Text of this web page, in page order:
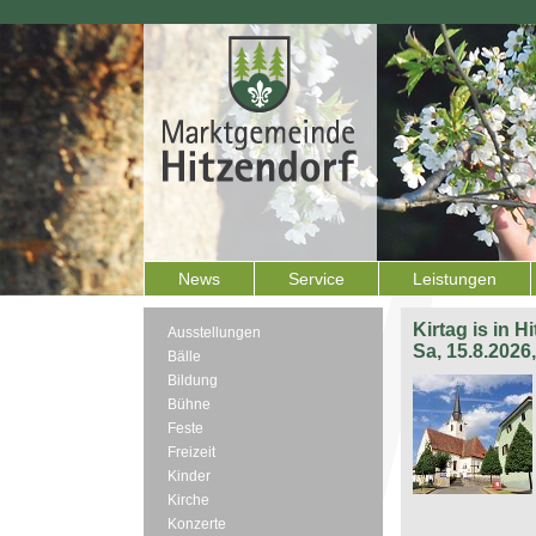
News Service Leistungen
Ausstellungen
Bälle
Bildung
Bühne
Feste
Freizeit
Kinder
Kirche
Konzerte
Kirtag is in
Sa,